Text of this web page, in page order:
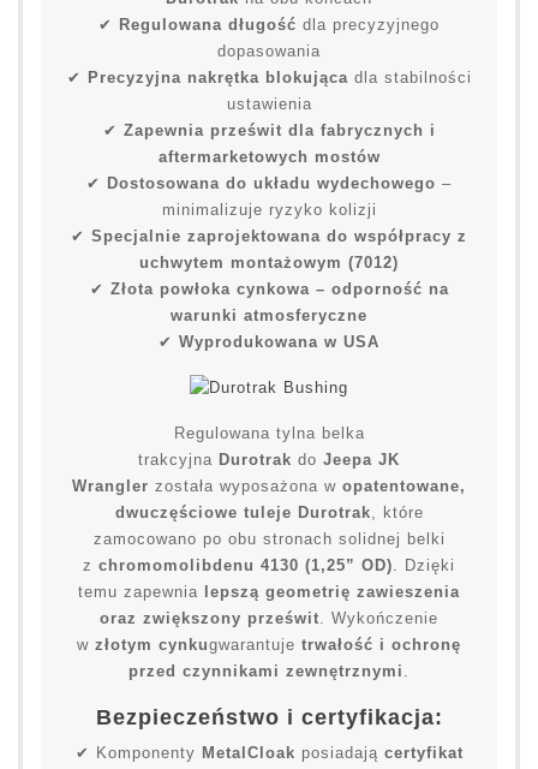
✔ Regulowana długość dla precyzyjnego
dopasowania
✔ Precyzyjna nakrętka blokująca dla stabilności
ustawienia
✔ Zapewnia prześwit dla fabrycznych i
aftermarketowych mostów
✔ Dostosowana do układu wydechowego –
minimalizuje ryzyko kolizji
✔ Specjalnie zaprojektowana do współpracy z
uchwytem montażowym (7012)
✔ Złota powłoka cynkowa – odporność na
warunki atmosferyczne
✔ Wyprodukowana w USA
Regulowana tylna belka
trakcyjna Durotrak do Jeepa JK
Wrangler została wyposażona w opatentowane,
dwuczęściowe tuleje Durotrak, które
zamocowano po obu stronach solidnej belki
z chromomolibdenu 4130 (1,25” OD). Dzięki
temu zapewnia
lepszą geometrię zawieszenia
oraz zwiększony prześwit. Wykończenie
w złotym cynkugwarantuje trwałość i ochronę
przed czynnikami zewnętrznymi .
Bezpieczeństwo i certyfikacja:
✔ Komponenty MetalCloak posiadają certyfikat